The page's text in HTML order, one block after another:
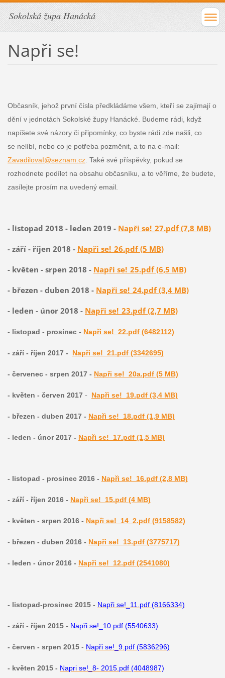
Sokolská župa Hanácká
Napři se!
Občasník, jehož první čísla předkládáme všem, kteří se zajímají o
dění v jednotách Sokolské župy Hanácké. Budeme rádi, když
napíšete své názory či připomínky, co byste rádi zde našli, co
se nelíbí, nebo co je potřeba pozměnit, a to na e-mail:
ZavadilovaI@seznam.cz. Také své příspěvky, pokud se
rozhodnete podílet na obsahu občasníku, a to věříme, že budete,
zasílejte prosím na uvedený email.
- listopad 2018 - leden 2019 - Napři se!_27.pdf (7,8 MB)
- září - říjen 2018 - Napři se!_26.pdf (5 MB)
- květen - srpen 2018 - Napři se!_25.pdf (6,5 MB)
- březen - duben 2018 - Napři se!_24.pdf (3,4 MB)
- leden - únor 2018 - Napři se!_23.pdf (2,7 MB)
- listopad - prosinec - Napři se!_22.pdf (6482112)
- září - říjen 2017 - Napři se!_21.pdf (3342695)
- červenec - srpen 2017 - Napři se!_20a.pdf (5 MB)
- květen - červen 2017 - Napři se!_19.pdf (3,4 MB)
- březen - duben 2017 - Napři se!_18.pdf (1,9 MB)
- leden - únor 2017 - Napři se!_17.pdf (1,5 MB)
- listopad - prosinec 2016 - Napři se!_16.pdf (2,8 MB)
- září - říjen 2016 - Napři se!_15.pdf (4 MB)
- květen - srpen 2016 - Napři se!_14_2.pdf (9158582)
- březen - duben 2016 - Napři se!_13.pdf (3775717)
- leden - únor 2016 - Napři se!_12.pdf (2541080)
- listopad-prosinec 2015 - Napři se!_11.pdf (8166334)
- září - říjen 2015 - Napři se!_10.pdf (5540633)
- červen - srpen 2015- Napři se!_9.pdf (5836296)
- květen 2015 - Napri se!_8- 2015.pdf (4048987)